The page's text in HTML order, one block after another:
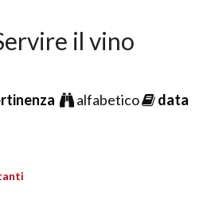
il vino
alfabetico data